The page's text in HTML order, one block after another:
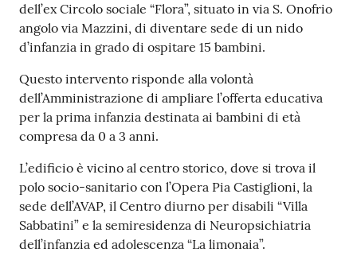
M
e
t
e
o
Tutti
argomenti...
Seguici
dell’ex Circolo sociale “Flora”, situato in via S. Onofrio
angolo via Mazzini, di diventare sede di un nido
d’infanzia in grado di ospitare 15 bambini.
Questo intervento risponde alla volontà
dell’Amministrazione di ampliare l’offerta educativa
per la prima infanzia destinata ai bambini di età
compresa da 0 a 3 anni.
L’edificio è vicino al centro storico, dove si trova il
polo socio-sanitario con l’Opera Pia Castiglioni, la
sede dell’AVAP, il Centro diurno per disabili “Villa
Sabbatini” e la semiresidenza di Neuropsichiatria
dell’infanzia ed adolescenza “La limonaia”.